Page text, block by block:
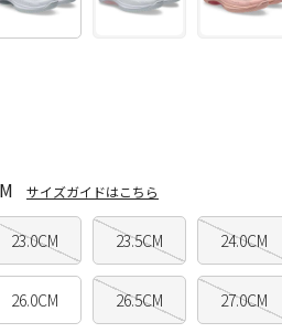
23.0CM 23.5CM 24.0CM
26.0CM 26.5CM 27.0CM
サイズガイドはこちら